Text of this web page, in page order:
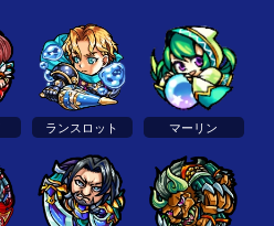
ランスロット マーリン